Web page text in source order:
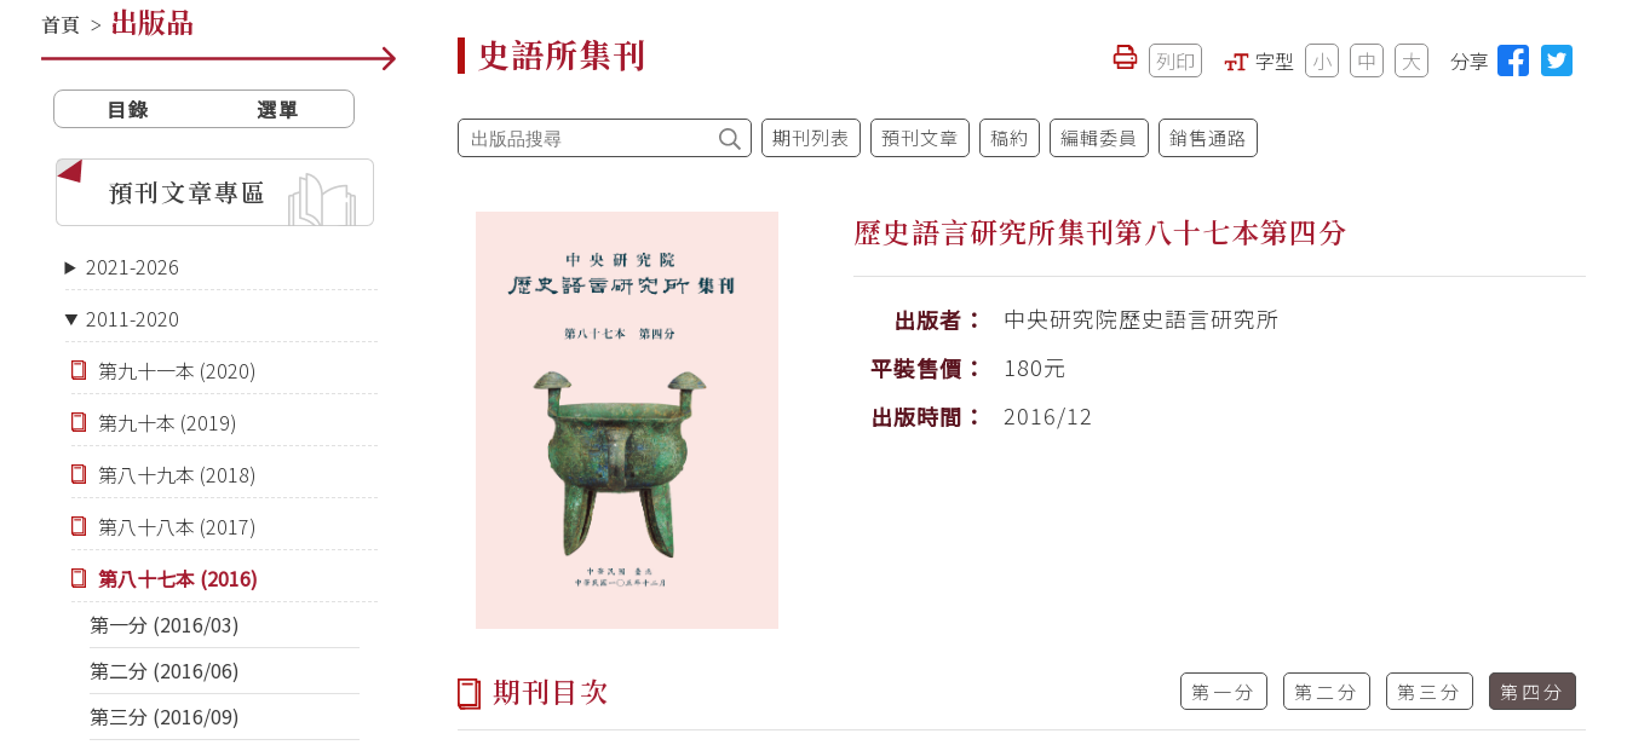
首頁 > 出版品
目錄 選單
預刊文章專區
2021-2026
2011-2020
第九十一本 (2020)
第九十本 (2019)
第八十九本 (2018)
第八十八本 (2017)
第八十七本 (2016)
第一分 (2016/03)
第二分 (2016/06)
第三分 (2016/09)
史語所集刊 列印 字型 小 中 大 分享
期刊列表 預刊文章 稿約 編輯委員 銷售通路
歷史語言研究所集刊第八十七本第四分
出版者：
中央研究院歷史語言研究所
平裝售價：
180元
出版時間：
2016/12
期刊目次 第一分 第二分 第三分 第四分